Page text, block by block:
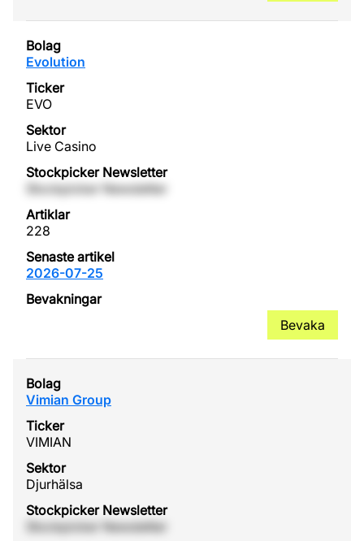
Evolution
EVO
Live Casino
Stockpicker Newsletter
228
2026-07-25
Bevaka
Vimian Group
VIMIAN
Djurhälsa
Stockpicker Newsletter